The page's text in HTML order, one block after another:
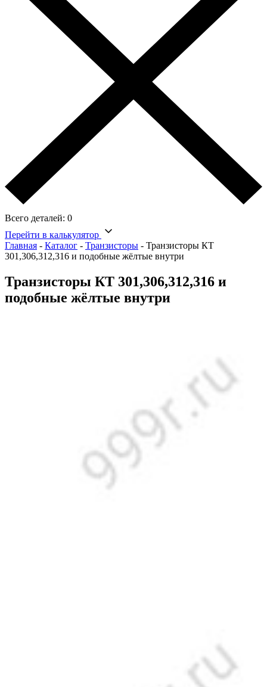
Всего деталей: 0
Перейти в калькулятор
Главная - Каталог - Транзисторы - Транзисторы КТ
301,306,312,316 и подобные жёлтые внутри
Транзисторы КТ 301,306,312,316 и
подобные жёлтые внутри